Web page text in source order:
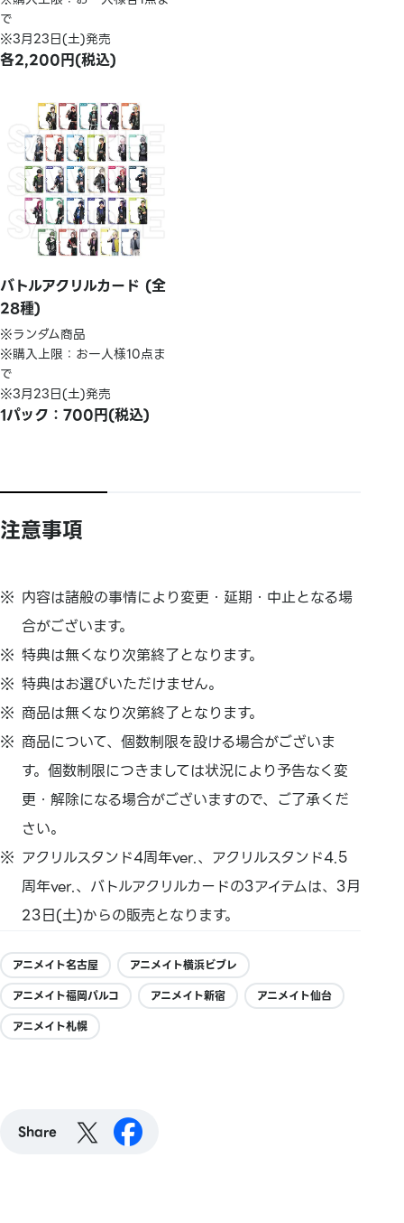
で
※3月23日(土)発売
各2,200円(税込)
バトルアクリルカード (全
28種)
※ランダム商品
※購入上限：お一人様10点ま
で
※3月23日(土)発売
1パック：700円(税込)
注意事項
内容は諸般の事情により変更・延期・中止となる場
合がございます。
特典は無くなり次第終了となります。
特典はお選びいただけません。
商品は無くなり次第終了となります。
商品について、個数制限を設ける場合がございま
す。個数制限につきましては状況により予告なく変
更・解除になる場合がございますので、ご了承くだ
さい。
アクリルスタンド4周年ver.、アクリルスタンド4.5
周年ver.、バトルアクリルカードの3アイテムは、3月
23日(土)からの販売となります。
アニメイト名古屋
アニメイト横浜ビブレ
アニメイト福岡パルコ
アニメイト新宿
アニメイト仙台
アニメイト札幌
Share